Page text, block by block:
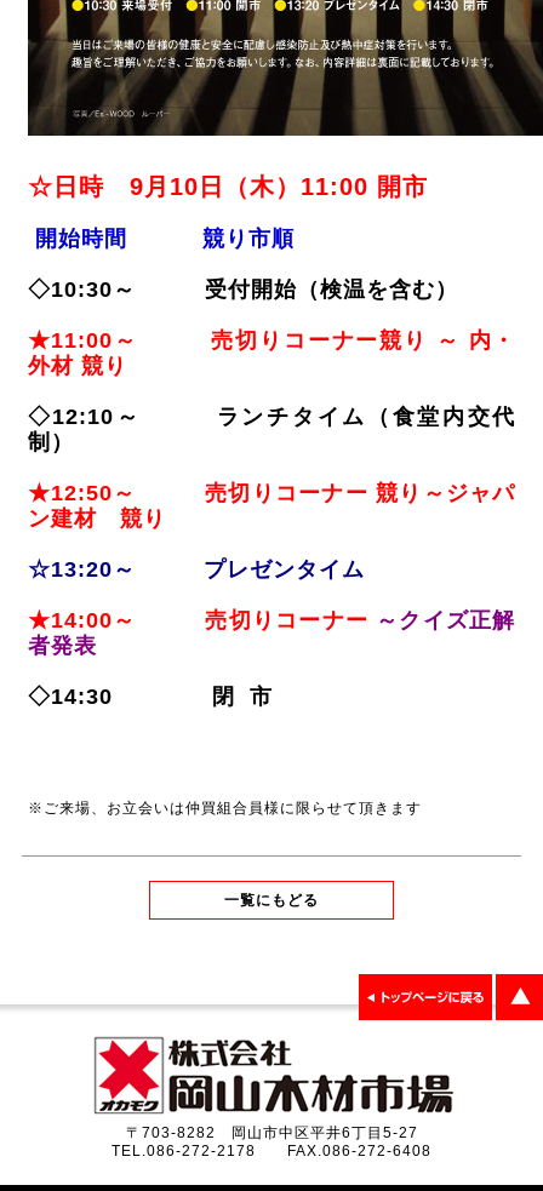
☆日時 9月10日（木）11:00 開市
開始時間 競り市順
◇10:30～ 受付開始（検温を含む）
★11:00～ 売切りコーナー競り ～ 内・
外材 競り
◇12:10～ ランチタイム（食堂内交代
制）
★12:50～ 売切りコーナー 競り～ジャパ
ン建材 競り
☆13:20～ プレゼンタイム
★14:00～ 売切りコーナー ～クイズ正解
者発表
◇14:30 閉 市
※ご来場、お立会いは仲買組合員様に限らせて頂きます
一覧にもどる
〒703-8282 岡山市中区平井6丁目5-27
TEL.086-272-2178 FAX.086-272-6408